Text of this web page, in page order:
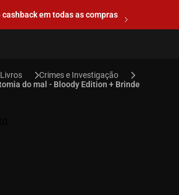
cashback em todas as compras
Livros
Crimes e Investigação
do mal - Bloody Edition + Brinde